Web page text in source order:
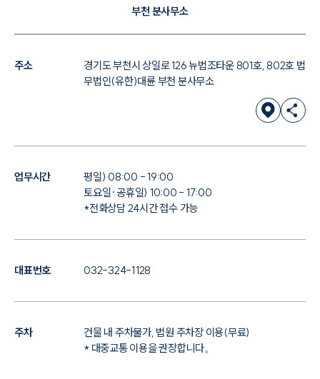
부천 분사무소
주소
경기도 부천시 상일로 126 뉴법조타운 801호, 802호 법
무법인(유한)대륜 부천 분사무소
업무시간
평일) 08:00 - 19:00
토요일·공휴일) 10:00 - 17:00
*전화상담 24시간 접수 가능
대표번호 032-324-1128
주차
건물 내 주차불가, 법원 주차장 이용(무료)
* 대중교통 이용을 권장합니다。